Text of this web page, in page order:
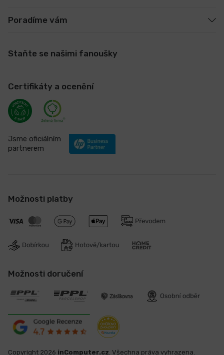
Poradíme vám
Staňte se našimi fanoušky
Certifikáty a ocenění
Jsme oficiálním
partnerem
Možnosti platby
Možnosti doručení
Copyright 2026 inComputer.cz . Všechna práva vyhrazena.